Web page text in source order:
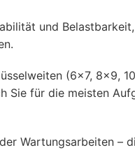
und
(6x7, 8x9,
Sie für die meisten
Wartungsarbeiten –